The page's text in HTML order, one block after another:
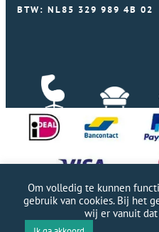
BTW: NL85 329 989 4B 02
Professionele
Om volledig te kunnen
gebruik van cookies. Bij het
wij er vanuit